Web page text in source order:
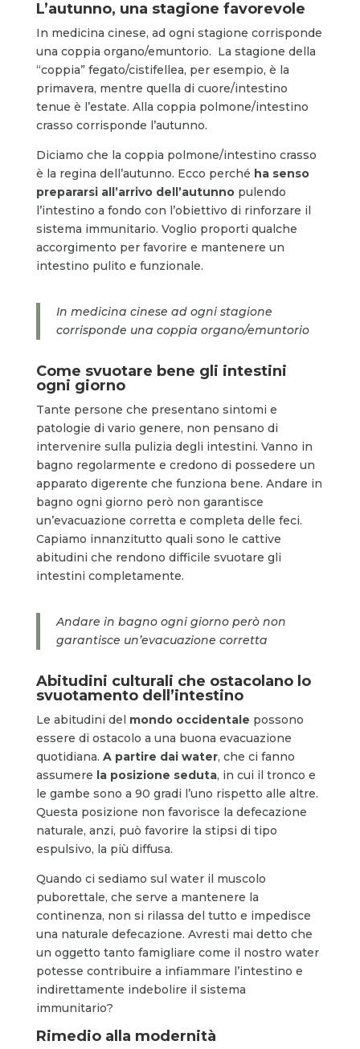
L’autunno, una stagione favorevole
In medicina cinese, ad ogni stagione corrisponde
una coppia organo/emuntorio. La stagione della
“coppia” fegato/cistifellea, per esempio, è la
primavera, mentre quella di cuore/intestino
tenue è l’estate. Alla coppia polmone/intestino
crasso corrisponde l’autunno.
Diciamo che la coppia polmone/intestino crasso
è la regina dell’autunno. Ecco perché ha senso
prepararsi all’arrivo dell’autunnopulendo
l’intestino a fondo con l’obiettivo di rinforzare il
sistema immunitario. Voglio proporti qualche
accorgimento per favorire e mantenere un
intestino pulito e funzionale.
In medicina cinese ad ogni stagione
corrisponde una coppia organo/emuntorio
Come svuotare bene gli intestini
ogni giorno
Tante persone che presentano sintomi e
patologie di vario genere, non pensano di
intervenire sulla pulizia degli intestini. Vanno in
bagno regolarmente e credono di possedere un
apparato digerente che funziona bene. Andare in
bagno ogni giorno però non garantisce
un’evacuazione corretta e completa delle feci.
Capiamo innanzitutto quali sono le cattive
abitudini che rendono difficile svuotare gli
intestini completamente.
Andare in bagno ogni giorno però non
garantisce un’evacuazione corretta
Abitudini culturali che ostacolano lo
svuotamento dell’intestino
Le abitudini del mondo occidentale possono
essere di ostacolo a una buona evacuazione
quotidiana. A partire dai water, che ci fanno
assumere la posizione seduta, in cui il tronco e
le gambe sono a 90 gradi l’uno rispetto alle altre.
Questa posizione non favorisce la defecazione
naturale, anzi, può favorire la stipsi di tipo
espulsivo, la più diffusa.
Quando ci sediamo sul water il muscolo
puborettale, che serve a mantenere la
continenza, non si rilassa del tutto e impedisce
una naturale defecazione. Avresti mai detto che
un oggetto tanto famigliare come il nostro water
potesse contribuire a infiammare l’intestino e
indirettamente indebolire il sistema
immunitario?
Rimedio alla modernità